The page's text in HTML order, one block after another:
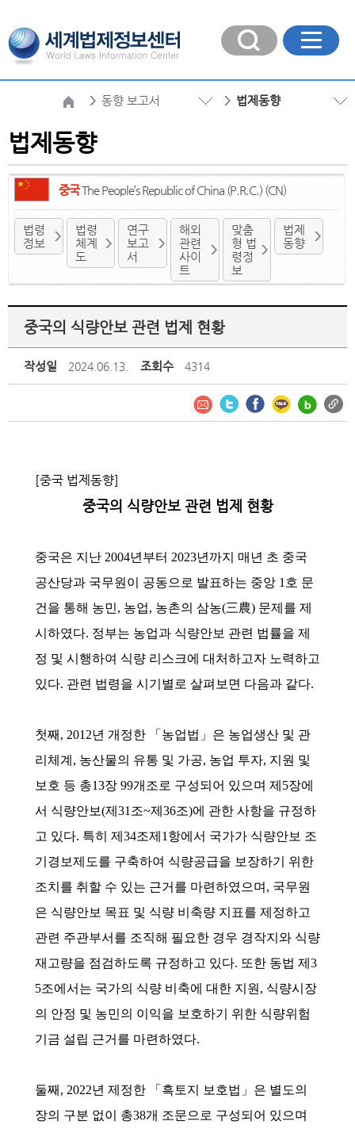
동향 보고서 법제동향
법제동향
중국The People’s Republic of China (P.R.C.) (CN)
법령
정보
법령
체계
도
연구
보고
서
해외
관련
사이
트
맞춤
형 법
령정
보
법제
동향
중국의 식량안보 관련 법제 현황
작성일 2024.06.13. 조회수 4314
[중국 법제동향]
중국의 식량안보 관련 법제 현황
중국은 지난 2004년부터 2023년까지 매년 초 중국
공산당과 국무원이 공동으로 발표하는 중앙 1호 문
건을 통해 농민, 농업, 농촌의 삼농(三農) 문제를 제
시하였다. 정부는 농업과 식량안보 관련 법률을 제
정 및 시행하여 식량 리스크에 대처하고자 노력하고
있다. 관련 법령을 시기별로 살펴보면 다음과 같다.
첫째, 2012년 개정한 「농업법」은 농업생산 및 관
리체계, 농산물의 유통 및 가공, 농업 투자, 지원 및
보호 등 총13장 99개조로 구성되어 있으며 제5장에
서 식량안보(제31조~제36조)에 관한 사항을 규정하
고 있다. 특히 제34조제1항에서 국가가 식량안보 조
기경보제도를 구축하여 식량공급을 보장하기 위한
조치를 취할 수 있는 근거를 마련하였으며, 국무원
은 식량안보 목표 및 식량 비축량 지표를 제정하고
관련 주관부서를 조직해 필요한 경우 경작지와 식량
재고량을 점검하도록 규정하고 있다. 또한 동법 제3
5조에서는 국가의 식량 비축에 대한 지원, 식량시장
의 안정 및 농민의 이익을 보호하기 위한 식량위험
기금 설립 근거를 마련하였다.
둘째, 2022년 제정한 「흑토지 보호법」은 별도의
장의 구분 없이 총38개 조문으로 구성되어 있으며